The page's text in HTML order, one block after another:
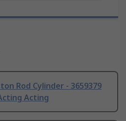
Rod Cylinder - 3659379
Acting